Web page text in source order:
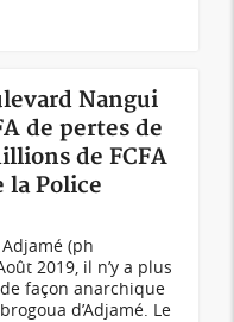
Nangui
de pertes de
de FCFA
la Police
(ph
2019, il n’y a plus
façon anarchique
d’Adjamé. Le